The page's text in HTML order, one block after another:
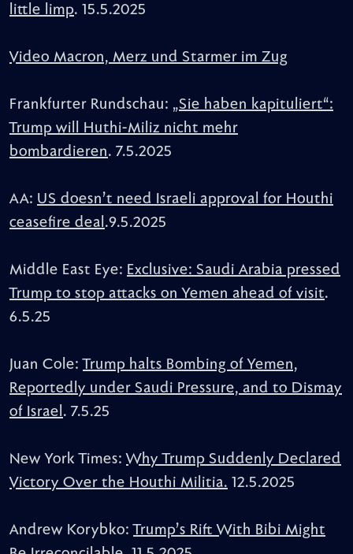
little limp. 15.5.2025
Video Macron, Merz und Starmer im Zug
Frankfurter Rundschau: „Sie haben kapituliert“:
Trump will Huthi-Miliz nicht mehr
bombardieren. 7.5.2025
AA: US doesn’t need Israeli approval for Houthi
ceasefire deal .9.5.2025
Middle East Eye: Exclusive: Saudi Arabia pressed
Trump to stop attacks on Yemen ahead of visit.
6.5.25
Juan Cole:Trump halts Bombing of Yemen,
Reportedly under Saudi Pressure, and to Dismay
of Israel . 7.5.25
New York Times:Why Trump Suddenly Declared
Victory Over the Houthi Militia. 12.5.2025
Andrew Korybko:Trump’s Rift With Bibi Might